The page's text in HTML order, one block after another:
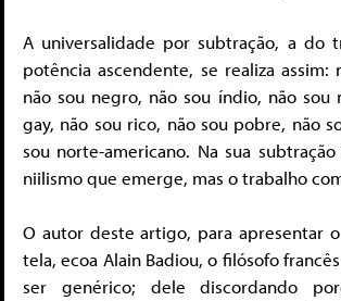
A universalidade por subtração, a do
potência ascendente, se realiza assim:
não sou negro, não sou índio, não sou
gay, não sou rico, não sou pobre, não
sou norte-americano. Na sua
niilismo que emerge, mas o trabalho
O autor deste artigo, para apresentar
tela, ecoa Alain Badiou, o filósofo
ser genérico; dele discordando